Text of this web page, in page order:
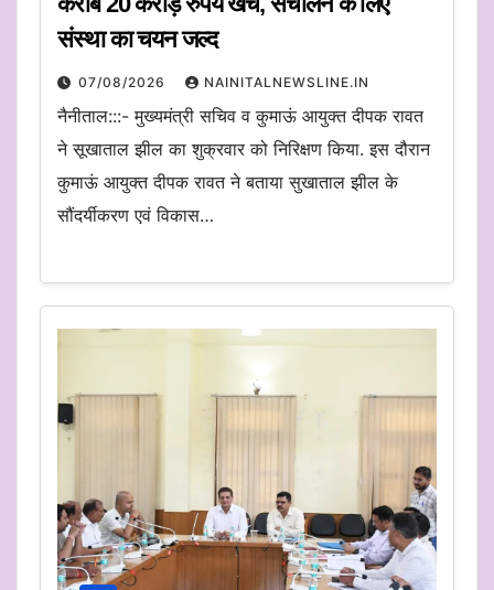
संस्था का चयन जल्द
07/08/2026 NAINITALNEWSLINE.IN
नैनीताल:::- मुख्यमंत्री सचिव व कुमाऊं आयुक्त दीपक रावत
ने सूखाताल झील का शुक्रवार को निरिक्षण किया. इस दौरान
कुमाऊं आयुक्त दीपक रावत ने बताया सुखाताल झील के
सौंदर्यीकरण एवं विकास…